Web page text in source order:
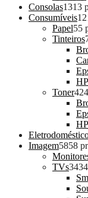
Consolas1313
Consumíveis
Papel55
Tinteiros
HP
Toner42
HP
Imagem5858
TVs34